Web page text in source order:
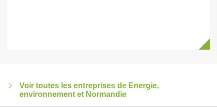
Voir toutes les entreprises de Energie,
environnement et Normandie